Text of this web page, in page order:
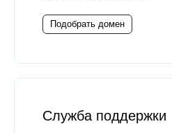
Подобрать домен
Служба поддержки